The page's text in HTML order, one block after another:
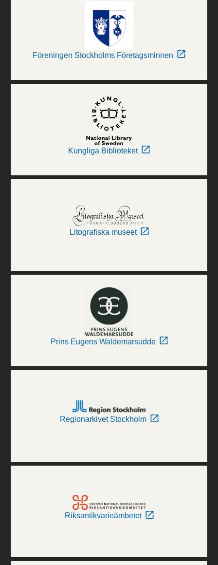
Föreningen Stockholms Företagsminnen
Kungliga Biblioteket
Litografiska museet
Prins Eugens Waldemarsudde
Regionarkivet Stockholm
Riksantikvarieämbetet